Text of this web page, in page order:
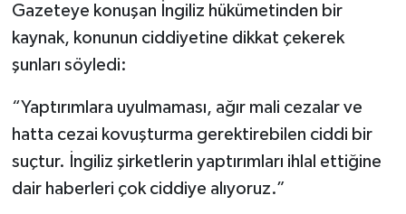
Gazeteye konuşan İngiliz hükümetinden bir
kaynak, konunun ciddiyetine dikkat çekerek
şunları söyledi:
“Yaptırımlara uyulmaması, ağır mali cezalar ve
hatta cezai kovuşturma gerektirebilen ciddi bir
suçtur. İngiliz şirketlerin yaptırımları ihlal ettiğine
dair haberleri çok ciddiye alıyoruz.”